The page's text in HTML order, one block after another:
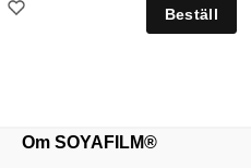
Om SOYAFILM®